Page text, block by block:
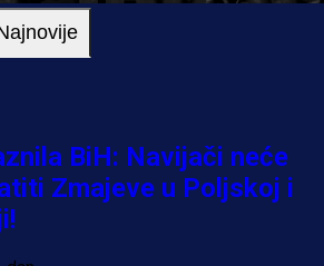
BiH: Navijači neće
Zmajeve u Poljskoj i